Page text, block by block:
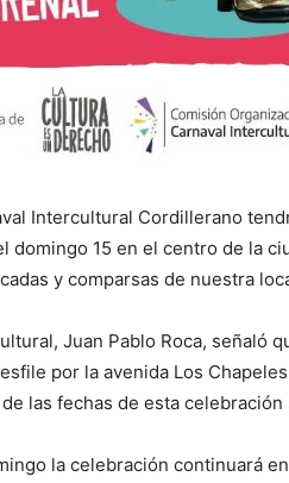
Intercultural Cordillerano
domingo 15 en el centro de la
y comparsas de nuestra
Juan Pablo Roca, señaló
por la avenida Los
las fechas de esta
la celebración continuará